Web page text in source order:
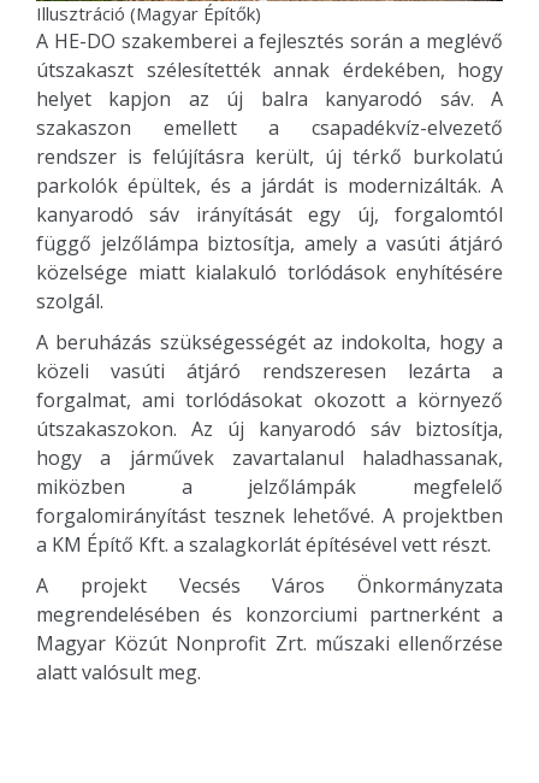
Illusztráció (Magyar Építők)
A HE-DO szakemberei a fejlesztés során a meglévő
útszakaszt szélesítették annak érdekében, hogy
helyet kapjon az új balra kanyarodó sáv. A
szakaszon emellett a csapadékvíz-elvezető
rendszer is felújításra került, új térkő burkolatú
parkolók épültek, és a járdát is modernizálták. A
kanyarodó sáv irányítását egy új, forgalomtól
függő jelzőlámpa biztosítja, amely a vasúti átjáró
közelsége miatt kialakuló torlódások enyhítésére
szolgál.
A beruházás szükségességét az indokolta, hogy a
közeli vasúti átjáró rendszeresen lezárta a
forgalmat, ami torlódásokat okozott a környező
útszakaszokon. Az új kanyarodó sáv biztosítja,
hogy a járművek zavartalanul haladhassanak,
miközben a jelzőlámpák megfelelő
forgalomirányítást tesznek lehetővé. A projektben
a KM Építő Kft. a szalagkorlát építésével vett részt.
A projekt Vecsés Város Önkormányzata
megrendelésében és konzorciumi partnerként a
Magyar Közút Nonprofit Zrt. műszaki ellenőrzése
alatt valósult meg.